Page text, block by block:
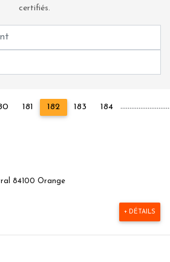
certifiés.
181 182 183 184 ...........................
84100 Orange
+ DÉTAILS